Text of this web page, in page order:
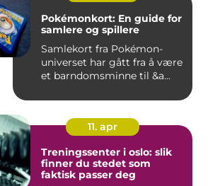
Pokémonkort: En guide for
samlere og spillere
Samlekort fra Pokémon-
universet har gått fra å være
et barndomsminne til &a...
11. apr
Treningssenter i oslo: slik
finner du stedet som
faktisk passer deg